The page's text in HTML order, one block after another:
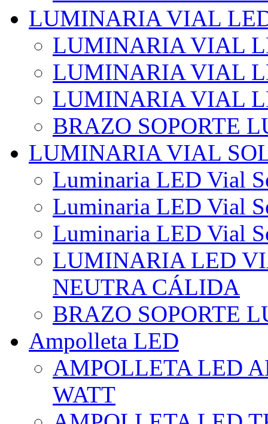
LUMINARIA VIAL
LUMINARIA VIAL
LUMINARIA VIAL
LUMINARIA VIAL
BRAZO SOPORTE
LUMINARIA VIAL
Luminaria LED Vial
Luminaria LED Vial
Luminaria LED Vial
LUMINARIA LED
NEUTRA CÁLIDA
BRAZO SOPORTE
Ampolleta LED
AMPOLLETA LED
WATT